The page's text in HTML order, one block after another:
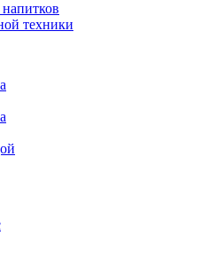
техники